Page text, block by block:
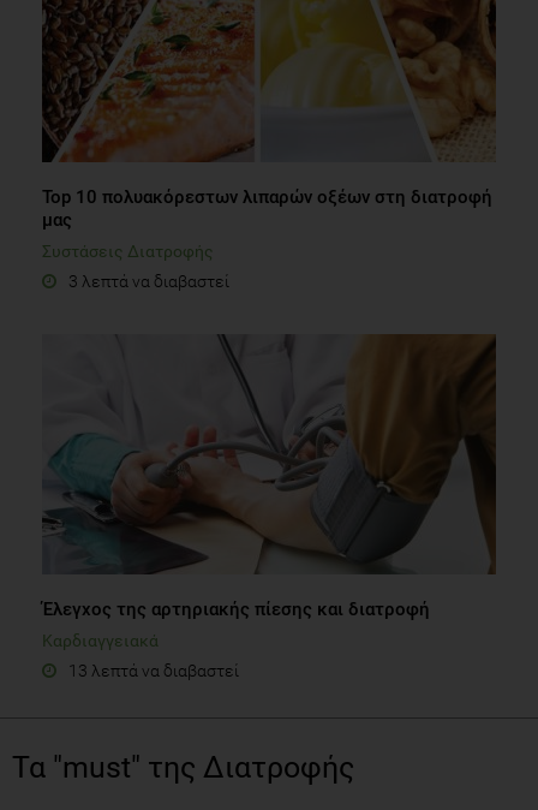
Top 10 πολυακόρεστων λιπαρών οξέων στη διατροφή
μας
Συστάσεις Διατροφής
3 λεπτά να διαβαστεί
Έλεγχος της αρτηριακής πίεσης και διατροφή
Καρδιαγγειακά
13 λεπτά να διαβαστεί
Τα "must" της Διατροφής